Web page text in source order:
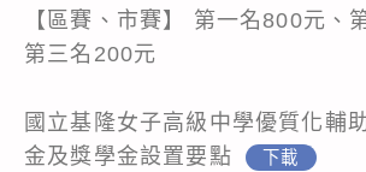
【區賽、市賽】 第一名800元、
第三名200元
國立基隆女子高級中學優質化輔
金及獎學金設置要點
下載